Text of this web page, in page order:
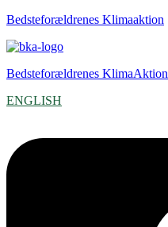
Bedsteforældrenes Klimaaktion
Bedsteforældrenes KlimaAktion
ENGLISH